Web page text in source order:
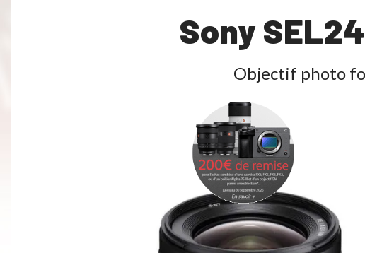
Sony
Objectif photo